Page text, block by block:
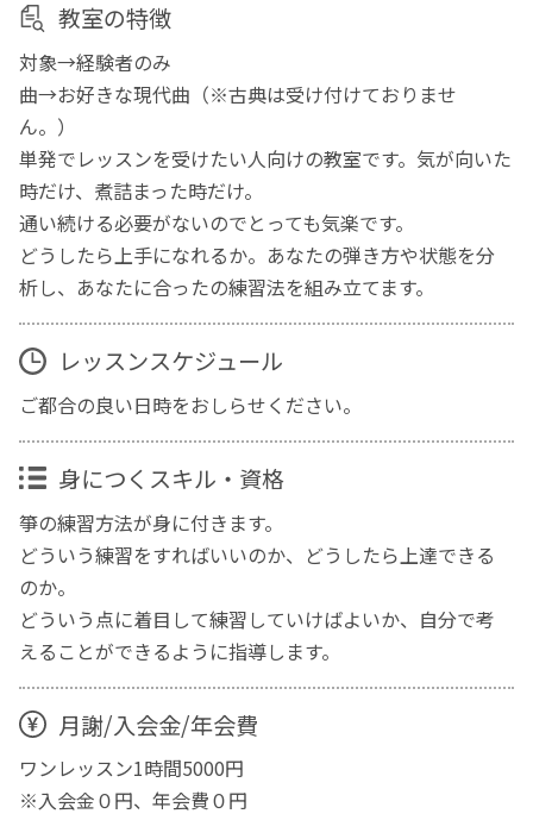
教室の特徴
対象→経験者のみ
曲→お好きな現代曲（※古典は受け付けておりませ
ん。）
単発でレッスンを受けたい人向けの教室です。気が向いた
時だけ、煮詰まった時だけ。
通い続ける必要がないのでとっても気楽です。
どうしたら上手になれるか。あなたの弾き方や状態を分
析し、あなたに合ったの練習法を組み立てます。
レッスンスケジュール
ご都合の良い日時をおしらせください。
身につくスキル・資格
箏の練習方法が身に付きます。
どういう練習をすればいいのか、どうしたら上達できる
のか。
どういう点に着目して練習していけばよいか、自分で考
えることができるように指導します。
月謝/入会金/年会費
ワンレッスン1時間5000円
※入会金０円、年会費０円